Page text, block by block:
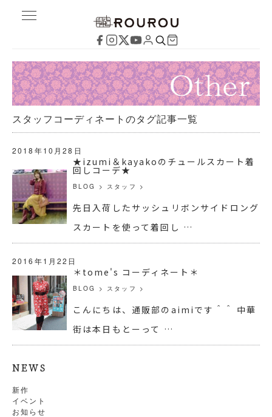
NEWS
新作
イベント
お知らせ
スタッフコーディネートのタグ記事一覧
2018年10月28日
★izumi＆kayakoのチュールスカート着
回しコーデ★
BLOG > スタッフ >
先日入荷したサッシュリボンサイドロング
スカートを使って着回し …
2016年1月22日
＊tome's コーディネート＊
BLOG > スタッフ >
こんにちは、通販部のaimiです＾＾ 中華
街は本日もとーって …